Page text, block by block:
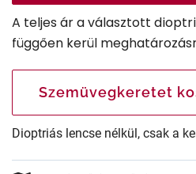
A teljes ár a választott
függően kerül
Szemüvegkeretet
Dioptriás lencse nélkül, csak a